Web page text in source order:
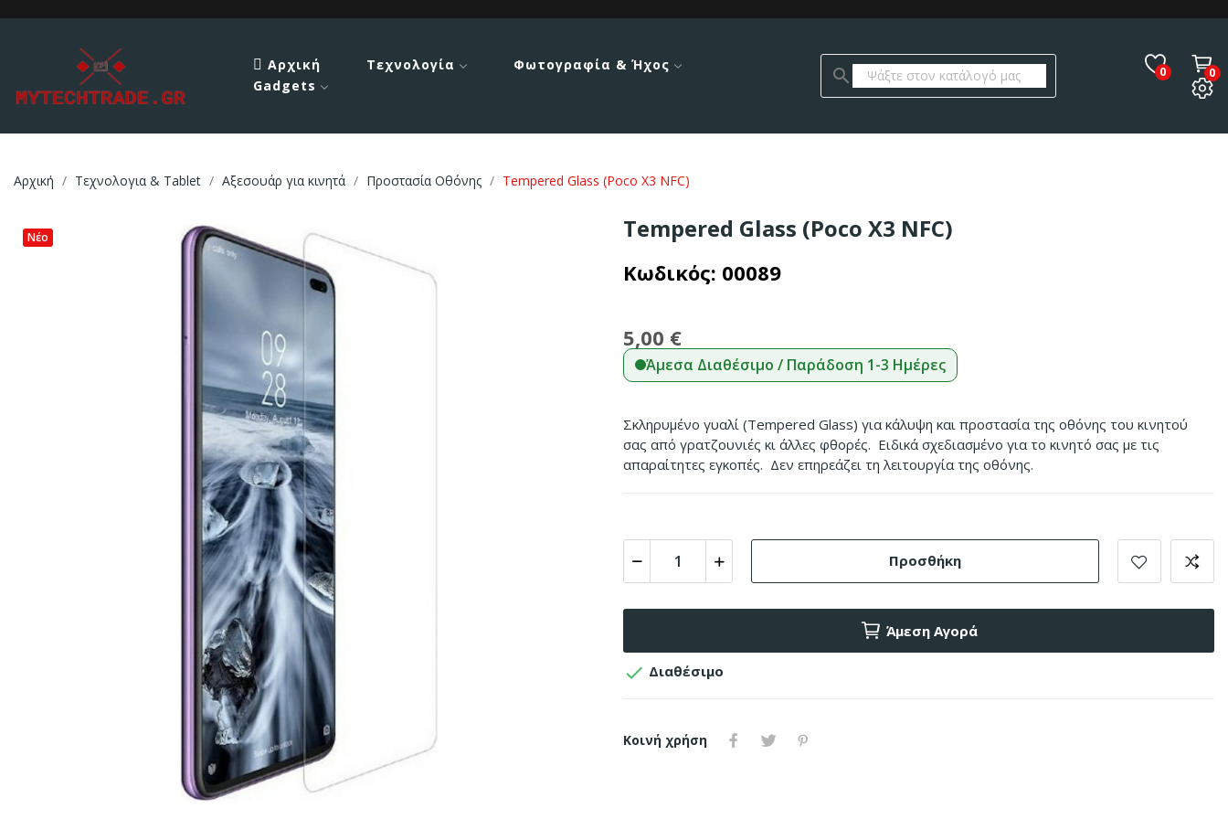
Αρχική Τεχνολογία
Φωτογραφία & Ήχος
Gadgets
search 0 0
Αρχική Τεχνολογια & Tablet Αξεσουάρ για κινητά Προστασία Οθόνης Tempered Glass (Poco X3 NFC)
Νέο Tempered Glass (Poco X3 NFC)
Κωδικός: 00089
5,00 €
Άμεσα Διαθέσιμο / Παράδοση 1-3 Ημέρες
Σκληρυμένο γυαλί (Tempered Glass) για κάλυψη και προστασία της οθόνης του κινητού
σας από γρατζουνιές κι άλλες φθορές. Ειδικά σχεδιασμένο για το κινητό σας με τις
απαραίτητες εγκοπές. Δεν επηρεάζει τη λειτουργία της οθόνης.
Προσθήκη
Άμεση Αγορά
 Διαθέσιμο
Κοινή χρήση